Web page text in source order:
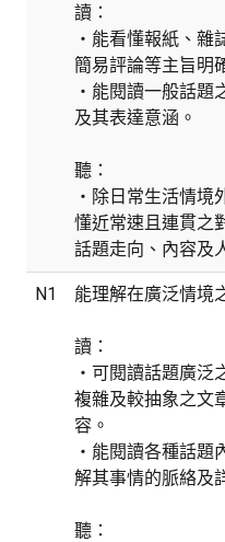
讀：
・能看懂報紙、
簡易評論等主旨明
・能閱讀一般話題
及其表達意涵。
聽：
・除日常生活情境
懂近常速且連貫之
話題走向、內容及
N1 能理解在廣泛情境
讀：
・可閱讀話題廣泛
複雜及較抽象之文
容。
・能閱讀各種話題
解其事情的脈絡及
聽：